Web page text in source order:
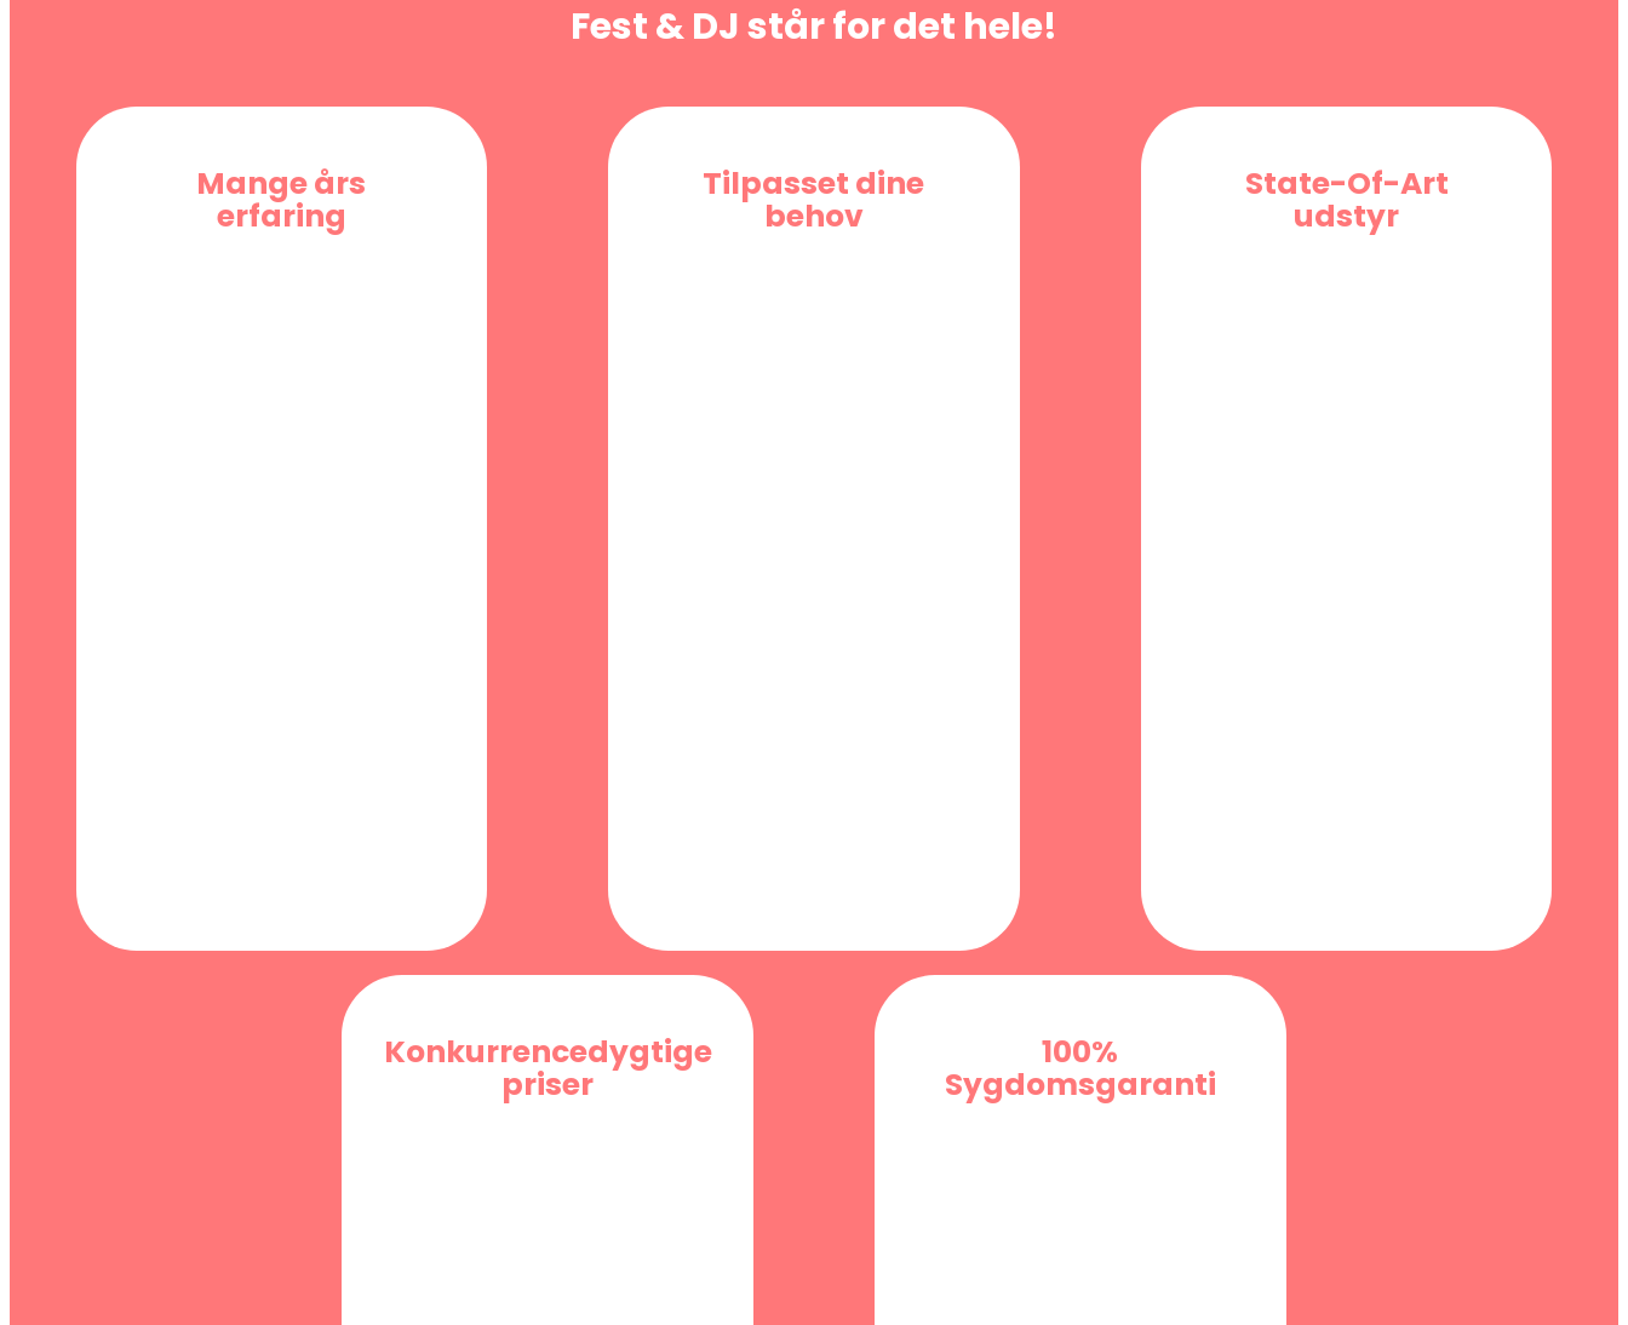
Fest & DJ står for det hele!
Mange års
erfaring
Tilpasset dine
behov
State-Of-Art
udstyr
Konkurrencedygtige
priser
100%
Sygdomsgaranti